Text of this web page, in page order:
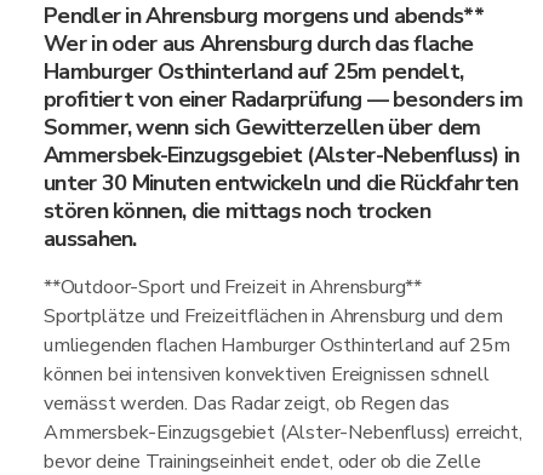
Pendler in Ahrensburg morgens und abends**
Wer in oder aus Ahrensburg durch das flache
Hamburger Osthinterland auf 25m pendelt,
profitiert von einer Radarprüfung — besonders im
Sommer, wenn sich Gewitterzellen über dem
Ammersbek-Einzugsgebiet (Alster-Nebenfluss) in
unter 30 Minuten entwickeln und die Rückfahrten
stören können, die mittags noch trocken
aussahen.
**Outdoor-Sport und Freizeit in Ahrensburg**
Sportplätze und Freizeitflächen in Ahrensburg und dem
umliegenden flachen Hamburger Osthinterland auf 25m
können bei intensiven konvektiven Ereignissen schnell
vernässt werden. Das Radar zeigt, ob Regen das
Ammersbek-Einzugsgebiet (Alster-Nebenfluss) erreicht,
bevor deine Trainingseinheit endet, oder ob die Zelle